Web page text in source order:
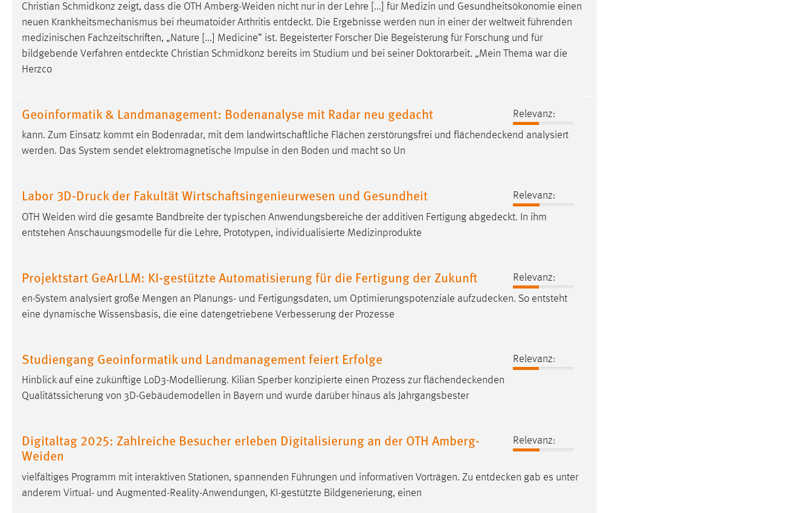
Christian Schmidkonz zeigt, dass die OTH Amberg-Weiden nicht nur in der Lehre [...] für Medizin und Gesundheitsökonomie einen
neuen Krankheitsmechanismus bei rheumatoider Arthritis entdeckt. Die Ergebnisse werden nun in einer der weltweit führenden
medizinischen Fachzeitschriften, „Nature [...] Medicine“ ist. Begeisterter Forscher Die Begeisterung für Forschung und für
bildgebende Verfahren entdeckte Christian Schmidkonz bereits im Studium und bei seiner Doktorarbeit. „Mein Thema war die
Herzco
Geoinformatik & Landmanagement: Bodenanalyse mit Radar neu gedacht
Relevanz:
kann. Zum Einsatz kommt ein Bodenradar, mit dem landwirtschaftliche Flächen zerstörungsfrei und flächendeckend analysiert
werden. Das System sendet elektromagnetische Impulse in den Boden und macht so Un
Labor 3D-Druck der Fakultät Wirtschaftsingenieurwesen und Gesundheit
Relevanz:
OTH Weiden wird die gesamte Bandbreite der typischen Anwendungsbereiche der additiven Fertigung abgedeckt. In ihm
entstehen Anschauungsmodelle für die Lehre, Prototypen, individualisierte Medizinprodukte
Projektstart GeArLLM: KI-gestützte Automatisierung für die Fertigung der Zukunft
Relevanz:
en-System analysiert große Mengen an Planungs- und Fertigungsdaten, um Optimierungspotenziale aufzudecken. So entsteht
eine dynamische Wissensbasis, die eine datengetriebene Verbesserung der Prozesse
Studiengang Geoinformatik und Landmanagement feiert Erfolge
Relevanz:
Hinblick auf eine zukünftige LoD3-Modellierung. Kilian Sperber konzipierte einen Prozess zurflächendeckenden
Qualitätssicherung von 3D-Gebäudemodellen in Bayern und wurde darüber hinaus als Jahrgangsbester
Digitaltag 2025: Zahlreiche Besucher erleben Digitalisierung an der OTH Amberg-
Weiden
Relevanz:
vielfältiges Programm mit interaktiven Stationen, spannenden Führungen und informativen Vorträgen. Zu entdecken gab es unter
anderem Virtual- und Augmented-Reality-Anwendungen, KI-gestützte Bildgenerierung, einen
Chat
Name:
MibewSessionID, MIBEW_UserID,
mibew_locale, mibew-chat-frame-style-
style-5e9dbeb1811c0446 =
Sitzungslaufzeit, mibew_locale = 3
Login
Name: fe_user, be_user, be_lastLoginProvider
Cookie Laufzeit: 24 Stunden
Diese Informationen helfen uns zu verstehen, wie
unsere Besucher unsere Website nutzen.
Zweck:
Cookie Laufzeit: Max. 13 Monate